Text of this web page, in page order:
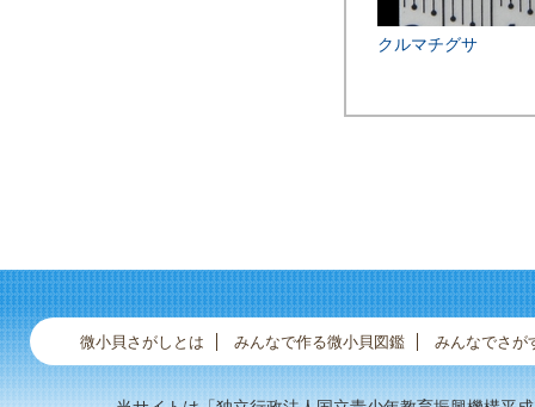
クルマチグサ
ガイ
微小貝さがしとは みんなで作る微小貝図鑑 みんなでさが